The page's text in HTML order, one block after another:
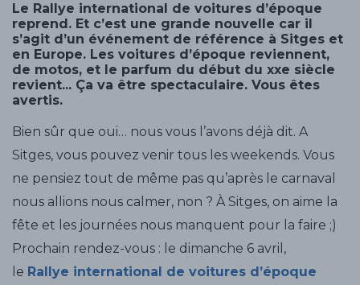
Le Rallye international de voitures d’époque
reprend. Et c’est une grande nouvelle car il
s’agit d’un événement de référence à Sitges et
en Europe. Les voitures d’époque reviennent,
de motos, et le parfum du début du xxe siècle
revient... Ça va être spectaculaire. Vous êtes
avertis.
Bien sûr que oui… nous vous l’avons déjà dit. A
Sitges, vous pouvez venir tous les weekends. Vous
ne pensiez tout de même pas qu’après le carnaval
nous allions nous calmer, non ? À Sitges, on aime la
fête et les journées nous manquent pour la faire ;)
Prochain rendez-vous : le dimanche 6 avril,
le Rallye international de voitures d’époque